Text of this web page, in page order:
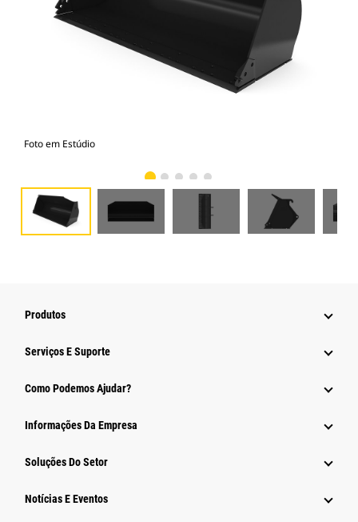
Foto em Estúdio
Produtos
Serviços E Suporte
Como Podemos Ajudar?
Informações Da Empresa
Soluções Do Setor
Notícias E Eventos